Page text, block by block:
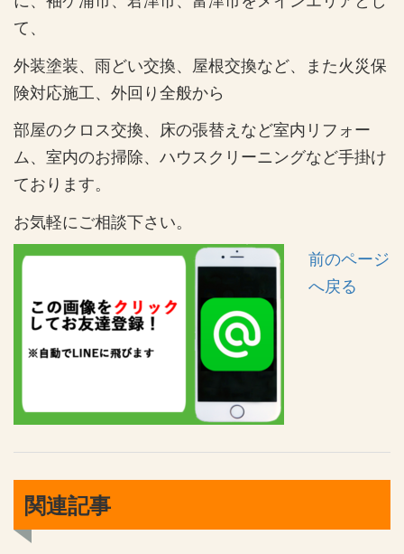
て、
外装塗装、雨どい交換、屋根交換など、また火災保
険対応施工、外回り全般から
部屋のクロス交換、床の張替えなど室内リフォー
ム、室内のお掃除、ハウスクリーニングなど手掛け
ております。
お気軽にご相談下さい。
前のページ
へ戻る
関連記事